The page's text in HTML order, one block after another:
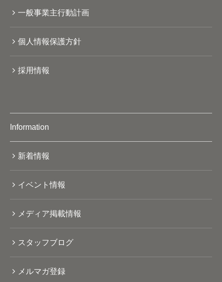
一般事業主行動計画
個人情報保護方針
採用情報
Information
新着情報
イベント情報
メディア掲載情報
スタッフブログ
メルマガ登録